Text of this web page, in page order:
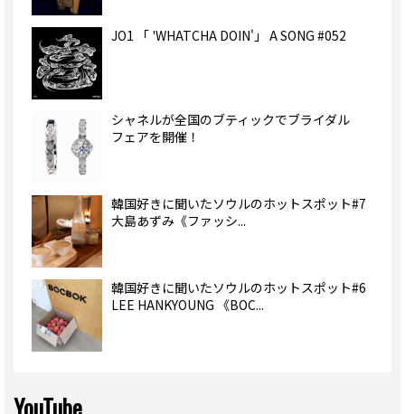
JO1 「 'WHATCHA DOIN'」 A SONG #052
シャネルが全国のブティックでブライダル
フェアを開催！
韓国好きに聞いたソウルのホットスポット#7
大島あずみ《ファッシ...
韓国好きに聞いたソウルのホットスポット#6
LEE HANKYOUNG 《BOC...
YouTube